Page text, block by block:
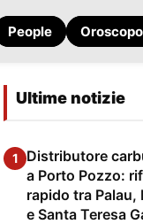
People Oroscopo
Ultime notizie
1
Distributore
a Porto Pozzo:
rapido tra Palau,
e Santa Teresa